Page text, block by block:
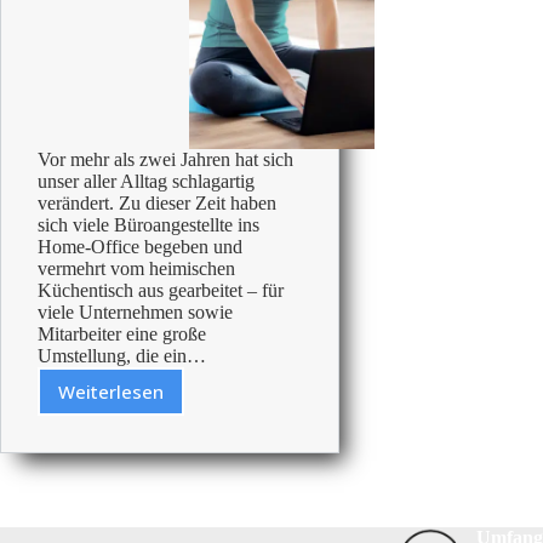
Vor mehr als zwei Jahren hat sich
unser aller Alltag schlagartig
verändert. Zu dieser Zeit haben
sich viele Büroangestellte ins
Home-Office begeben und
vermehrt vom heimischen
Küchentisch aus gearbeitet – für
viele Unternehmen sowie
Mitarbeiter eine große
Umstellung, die ein…
Weiterlesen
Gesundheit
das
höchste